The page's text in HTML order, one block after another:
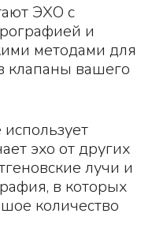
ЭХО с
и
методами для
клапаны вашего
эхо от других
лучи и
в которых
количество